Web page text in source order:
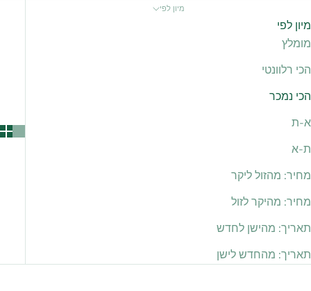
מיון לפי
מיון לפי
מומלץ
הכי רלוונטי
הכי נמכר
א-ת
ת-א
מחיר: מהזול ליקר
מחיר: מהיקר לזול
תאריך: מהישן לחדש
תאריך: מהחדש לישן